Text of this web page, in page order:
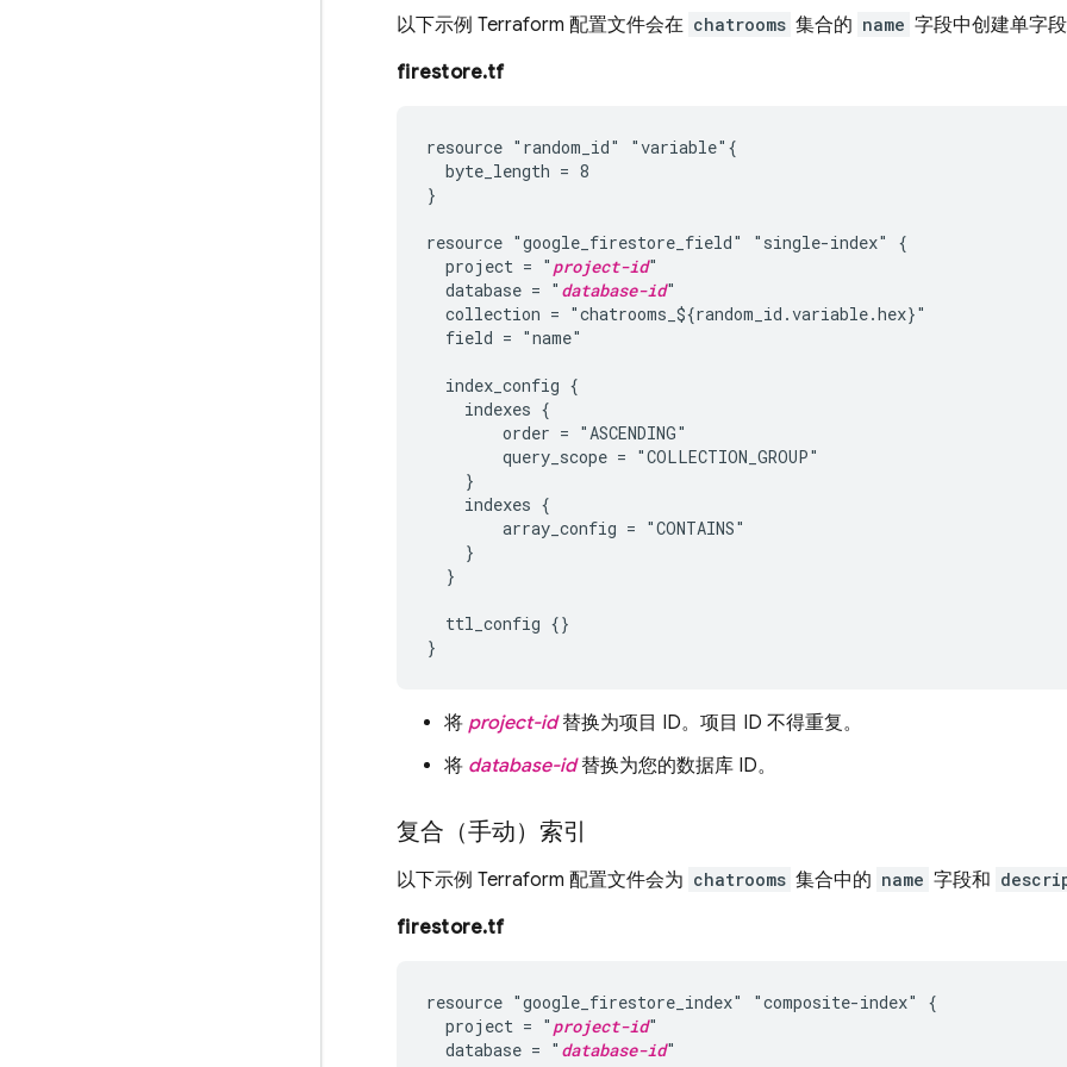
以下示例 Terraform 配置文件会在 chatrooms 集合的 name 字段中创建单字
firestore.tf
resource "random_id" "variable"{
  byte_length = 8
}
resource "google_firestore_field" "single-index" {
  project = "
project-id"
  database = "
database-id"
  collection = "chatrooms_${random_id.variable.hex}"
  field = "name"
  index_config {
    indexes {
        order = "ASCENDING"
        query_scope = "COLLECTION_GROUP"
    }
    indexes {
        array_config = "CONTAINS"
    }
  }
  ttl_config {}
将 project-id替换为项目 ID。项目 ID 不得重复。
将 database-id替换为您的数据库 ID。
复合（手动）索引
以下示例 Terraform 配置文件会为 chatrooms 集合中的 name 字段和
firestore.tf
resource "google_firestore_index" "composite-index" {
  project = "
project-id"
  database = "
database-id"